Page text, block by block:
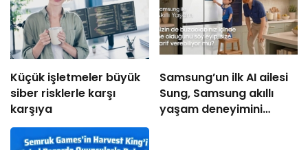
Küçük işletmeler büyük
siber risklerle karşı
karşıya
Samsung’un ilk AI ailesi
Sung, Samsung akıllı
yaşam deneyimini